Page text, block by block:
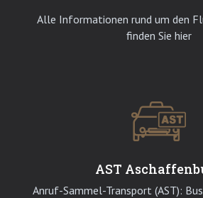
Alle Informationen rund um den
finden Sie hier
AST
Anruf-Sammel-Transport (AST):